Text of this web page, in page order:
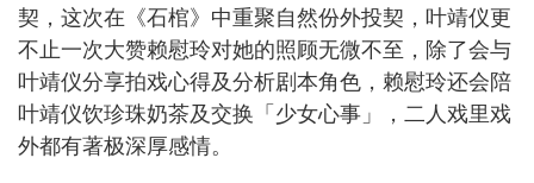
契，这次在《石棺》中重聚自然份外投契，叶靖仪更
不止一次大赞赖慰玲对她的照顾无微不至，除了会与
叶靖仪分享拍戏心得及分析剧本角色，赖慰玲还会陪
叶靖仪饮珍珠奶茶及交换「少女心事」，二人戏里戏
外都有著极深厚感情。